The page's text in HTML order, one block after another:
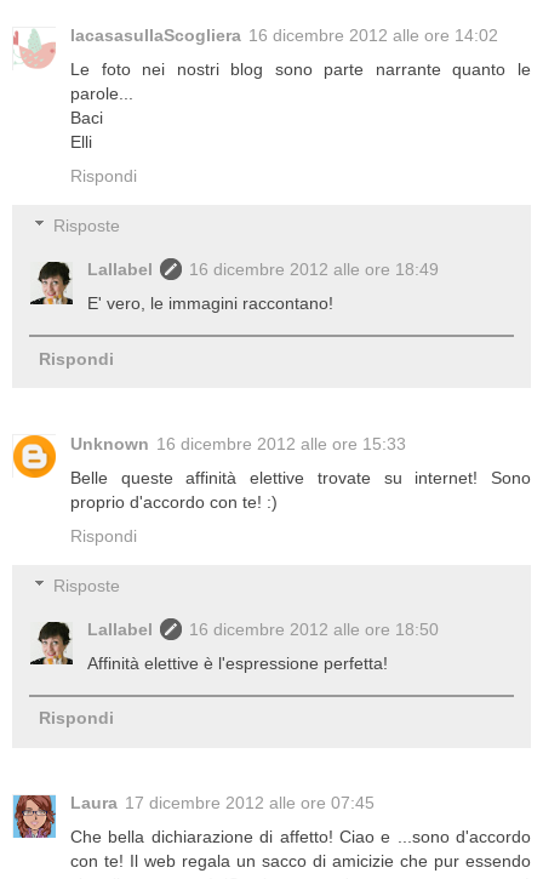
lacasasullaScogliera 16 dicembre 2012 alle ore 14:02
Le foto nei nostri blog sono parte narrante quanto le
parole...
Baci
Elli
Rispondi
Risposte
Lallabel
16 dicembre 2012 alle ore 18:49
E' vero, le immagini raccontano!
Rispondi
Unknown 16 dicembre 2012 alle ore 15:33
Belle queste affinità elettive trovate su internet! Sono
proprio d'accordo con te! :)
Rispondi
Risposte
Lallabel
16 dicembre 2012 alle ore 18:50
Affinità elettive è l'espressione perfetta!
Rispondi
Laura 17 dicembre 2012 alle ore 07:45
Che bella dichiarazione di affetto! Ciao e ...sono d'accordo
con te! Il web regala un sacco di amicizie che pur essendo